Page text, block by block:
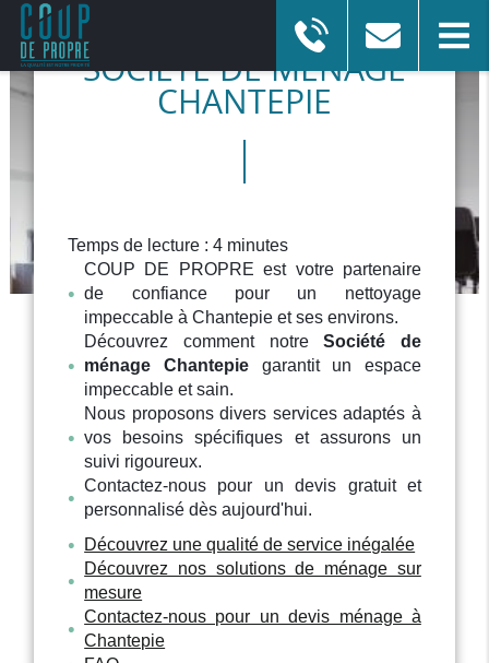
ENTREPRISE DE NETTOYAGE
SOCIÉTÉ DE MÉNAGE
CHANTEPIE
Temps de lecture : 4 minutes
COUP DE PROPRE est votre partenaire
de confiance pour un nettoyage
impeccable à Chantepie et ses environs.
Découvrez comment notreSociété de
ménage Chantepiegarantit un espace
impeccable et sain.
Nous proposons divers services adaptés à
vos besoins spécifiques et assurons un
suivi rigoureux.
Contactez-nous pour un devis gratuit et
personnalisé dès aujourd'hui.
Découvrez une qualité de service inégalée
Découvrez nos solutions de ménage sur
mesure
Contactez-nous pour un devis ménage à
Chantepie